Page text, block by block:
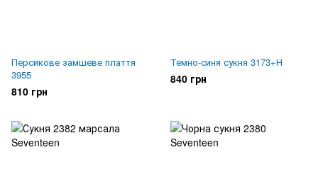
Персикове замшеве плаття
3955
810 грн
Темно-синя сукня 3173+Н
840 грн